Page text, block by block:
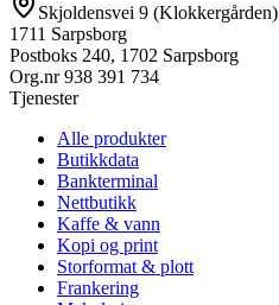
Skjoldensvei 9 (Klokkergården)
1711 Sarpsborg
Postboks 240, 1702 Sarpsborg
Org.nr938 391 734
Tjenester
Alle produkter
Butikkdata
Bankterminal
Nettbutikk
Kaffe & vann
Kopi og print
Storformat & plott
Frankering